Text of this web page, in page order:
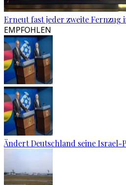
Erneut fast jeder zweite Fernzug
EMPFOHLEN
Ändert Deutschland seine Israel-